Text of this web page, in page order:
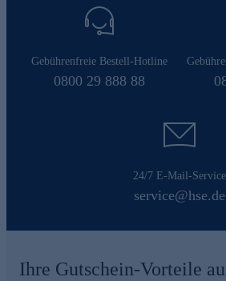
Gebührenfreie Bestell-Hotline
0800 29 888 88
24/7 E-Mail-Service
service@hse.de
Ihre Gutschein-Vorteile